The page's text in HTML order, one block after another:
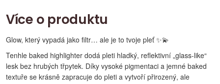
Více o produktu
Glow, který vypadá jako filtr… ale je to tvoje pleť ✨💫
Tenhle baked highlighter dodá pleti hladký, reflektivní „glass-like“
lesk bez hrubých třpytek. Díky vysoké pigmentaci a jemné baked
textuře se krásně zapracuje do pleti a vytvoří přirozený, ale